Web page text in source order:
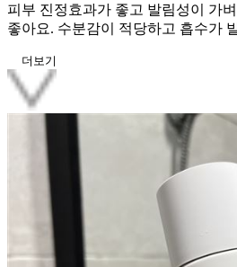
피부 진정효과가 좋고 발림성이 가
좋아요. 수분감이 적당하고 흡수가
더보기